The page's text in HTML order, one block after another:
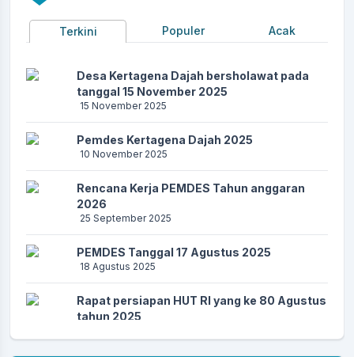
Terkini Populer Acak
Desa Kertagena Dajah bersholawat pada
tanggal 15 November 2025
15 November 2025
Pemdes Kertagena Dajah 2025
10 November 2025
Rencana Kerja PEMDES Tahun anggaran
2026
25 September 2025
PEMDES Tanggal 17 Agustus 2025
18 Agustus 2025
Rapat persiapan HUT RI yang ke 80 Agustus
tahun 2025